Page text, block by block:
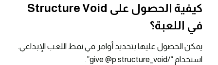
كيفية الحصول على Structure Void
في اللعبة؟
يمكن الحصول عليها بتحديد أوامر في نمط اللعب الإبداعي.
استخدام “/give @p structure_void”.